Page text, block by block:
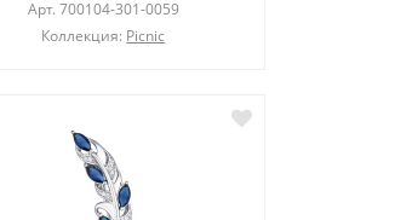
Арт. 700104-301-0059
Коллекция: Picnic